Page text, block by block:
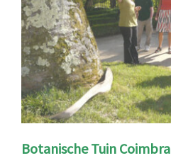
Botanische Tuin Coimbra